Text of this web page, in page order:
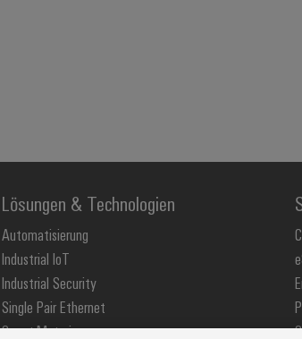
Lösungen & Technologien
Automatisierung
Industrial IoT
Industrial Security
Single Pair Ethernet
Smart Metering